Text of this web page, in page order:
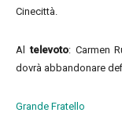
Cinecittà.
Altelevoto: Carmen
dovrà abbandonare
Grande Fratello